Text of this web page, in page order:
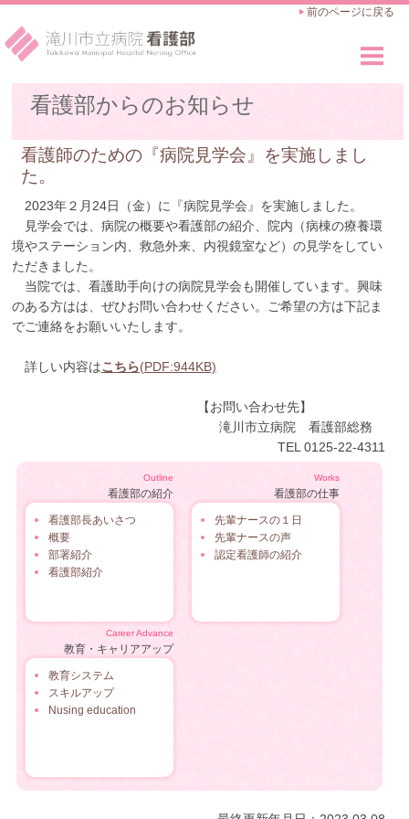
前のページに戻る
看護部のご紹介
Outline
看護師の仕事
Works
Career Advance
採用のご案内
Recruit
看護部からのお知らせ
看護師のための『病院見学会』を実施しまし
た。
2023年２月24日（金）に『病院見学会』を実施しました。
見学会では、病院の概要や看護部の紹介、院内（病棟の療養環
境やステーション内、救急外来、内視鏡室など）の見学をしてい
ただきました。
当院では、看護助手向けの病院見学会も開催しています。興味
のある方はは、ぜひお問い合わせください。ご希望の方は下記ま
でご連絡をお願いいたします。
詳しい内容はこちら(PDF:944KB)
【お問い合わせ先】
滝川市立病院 看護部総務
TEL 0125-22-4311
Outline
看護部の紹介
看護部長あいさつ
概要
部署紹介
看護部紹介
Works
看護部の仕事
先輩ナースの１日
先輩ナースの声
認定看護師の紹介
Career Advance
教育・キャリアアップ
教育システム
スキルアップ
Nusing education